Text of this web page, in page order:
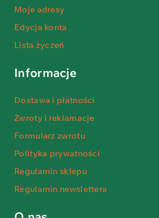
Moje adresy
Edycja konta
Lista życzeń
Informacje
Dostawa i płatności
Zwroty i reklamacje
Formularz zwrotu
Polityka prywatności
Regulamin sklepu
Regulamin newslettera